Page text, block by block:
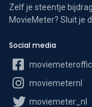
Zelf je steentje
MovieMeter? Sluit je
Social media
moviemeternl
moviemeter_nl